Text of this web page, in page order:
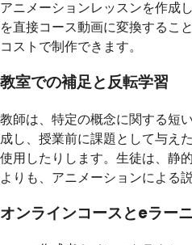
アニメーションレッスンを作成
を直接コース動画に変換するこ
コストで制作できます。
教室での補足と反転学習
教師は、特定の概念に関する短
成し、授業前に課題として与え
使用したりします。生徒は、静
よりも、アニメーションによる
オンラインコースとeラー